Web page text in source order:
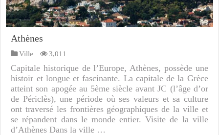
Athènes
Ville 3,011
Capitale historique de l’Europe, Athènes, possède une
histoir et longue et fascinante. La capitale de la Grèce
atteint son apogée au 5ème siècle avant JC (l’âge d’or
de Périclès), une période où ses valeurs et sa culture
ont traversé les frontières géographiques de la ville et
se répandent dans le monde entier. Visite de la ville
d’Athènes Dans la ville …